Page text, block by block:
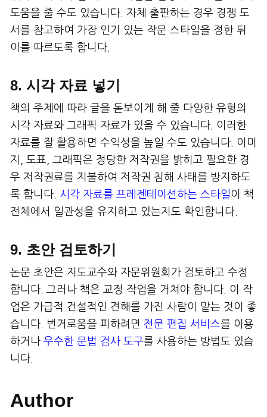
도움을 줄 수도 있습니다. 자체 출판하는 경우 경쟁 도
서를 참고하여 가장 인기 있는 작문 스타일을 정한 뒤
이를 따르도록 합니다.
8. 시각 자료 넣기
책의 주제에 따라 글을 돋보이게 해 줄 다양한 유형의
시각 자료와 그래픽 자료가 있을 수 있습니다. 이러한
자료를 잘 활용하면 수익성을 높일 수도 있습니다. 이미
지, 도표, 그래픽은 정당한 저작권을 밝히고 필요한 경
우 저작권료를 지불하여 저작권 침해 사태를 방지하도
록 합니다. 시각 자료를 프레젠테이션하는 스타일이 책
전체에서 일관성을 유지하고 있는지도 확인합니다.
9. 초안 검토하기
논문 초안은 지도교수와 자문위원회가 검토하고 수정
합니다. 그러나 책은 교정 작업을 거쳐야 합니다. 이 작
업은 가급적 건설적인 견해를 가진 사람이 맡는 것이 좋
습니다. 번거로움을 피하려면 전문 편집 서비스를 이용
하거나 우수한 문법 검사 도구를 사용하는 방법도 있습
니다.
Author